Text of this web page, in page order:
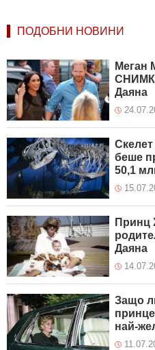
ПОДОБНИ НОВИНИ
Меган
Даяна
беше
50,1
Принц
Даяна
Защо
най-